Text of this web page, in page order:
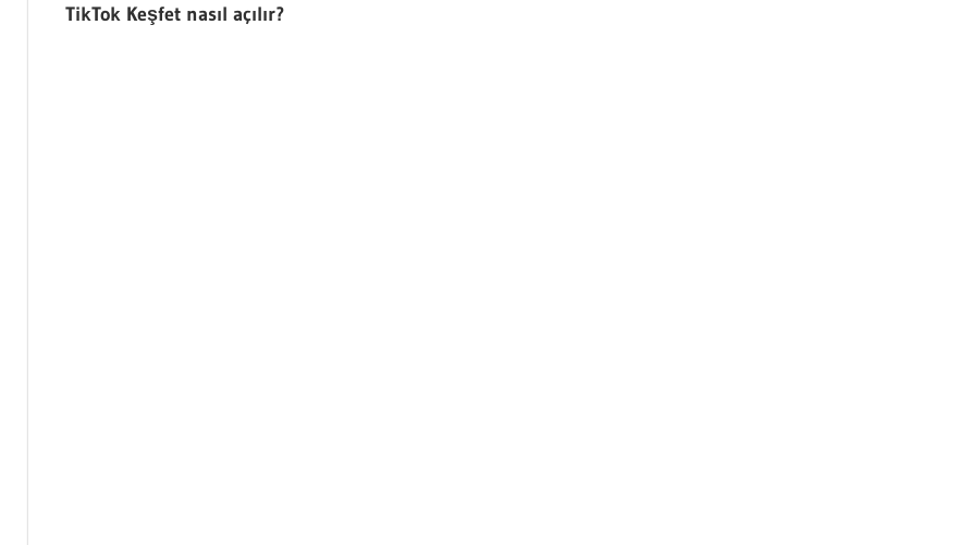
TikTok Keşfet nasıl açılır?